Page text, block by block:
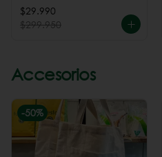
$29.990
$299.950
Accesorios
-50%